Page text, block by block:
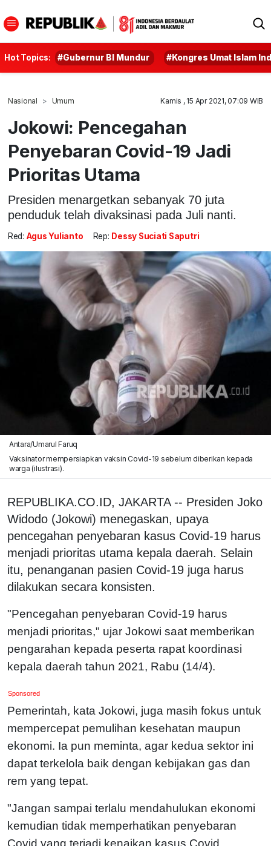
Hot Topics: #Gubernur BI Mundur #Kongres Umat Islam
Nasional Umum Kamis , 15 Apr 2021, 07:09 WIB
Jokowi: Pencegahan
Penyebaran Covid-19 Jadi
Prioritas Utama
Presiden menargetkan sebanyak 70 juta
penduduk telah divaksinasi pada Juli nanti.
Red: Agus Yulianto Rep: Dessy Suciati Saputri
Antara/Umarul Faruq
Vaksinator mempersiapkan vaksin Covid-19 sebelum diberikan kepada
warga (ilustrasi).
REPUBLIKA.CO.ID, JAKARTA -- Presiden Joko
Widodo (Jokowi) menegaskan, upaya
pencegahan penyebaran kasus Covid-19 harus
menjadi prioritas utama kepala daerah. Selain
itu, penanganan pasien Covid-19 juga harus
dilakukan secara konsisten.
"Pencegahan penyebaran Covid-19 harus
menjadi prioritas," ujar Jokowi saat memberikan
pengarahan kepada peserta rapat koordinasi
kepala daerah tahun 2021, Rabu (14/4).
Sponsored
Pemerintah, kata Jokowi, juga masih fokus untuk
mempercepat pemulihan kesehatan maupun
ekonomi. Ia pun meminta, agar kedua sektor ini
dapat terkelola baik dengan kebijakan gas dan
rem yang tepat.
"Jangan sampai terlalu mendahulukan ekonomi
kemudian tidak memperhatikan penyebaran
Covid yang terjadi kenaikan kasus Covid